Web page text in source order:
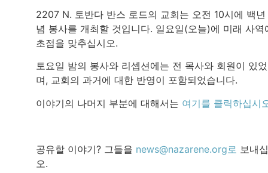
2207 N. 토반다 반스 로드의 교회는 오전 10시에 백년
념 봉사를 개최할 것입니다. 일요일(오늘)에 미래 사역
초점을 맞추십시오.
토요일 밤의 봉사와 리셉션에는 전 목사와 회원이 있
며, 교회의 과거에 대한 반영이 포함되었습니다.
이야기의 나머지 부분에 대해서는 여기를 클릭하십시
공유할 이야기? 그들을 news@nazarene.org로 보내
오.